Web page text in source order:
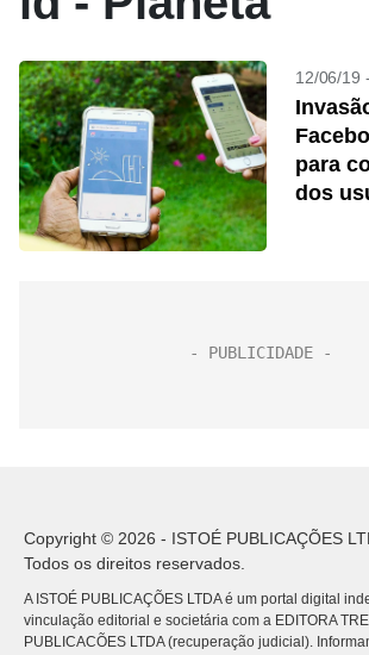
12/06/19
para
dos
Copyright © 2026 - ISTOÉ PUBLICAÇÕES
Todos os direitos reservados.
A ISTOÉ PUBLICAÇÕES LTDA é um portal digital
vinculação editorial e societária com a EDITORA
PUBLICACÕES LTDA (recuperação judicial).